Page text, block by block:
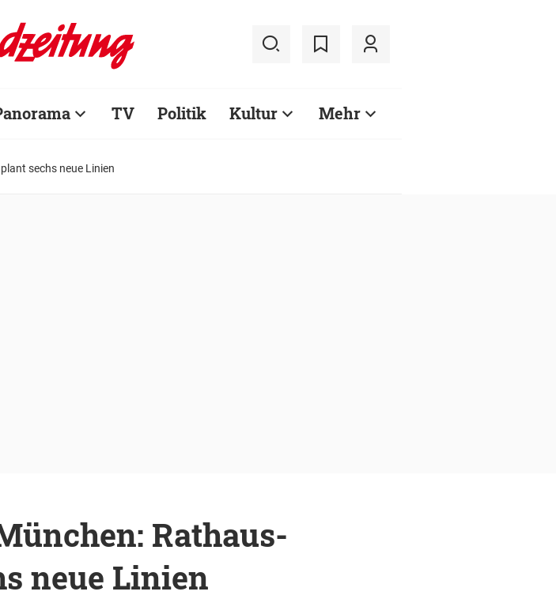
TV Politik Kultur Mehr
sechs neue Linien
Rathaus-
neue Linien